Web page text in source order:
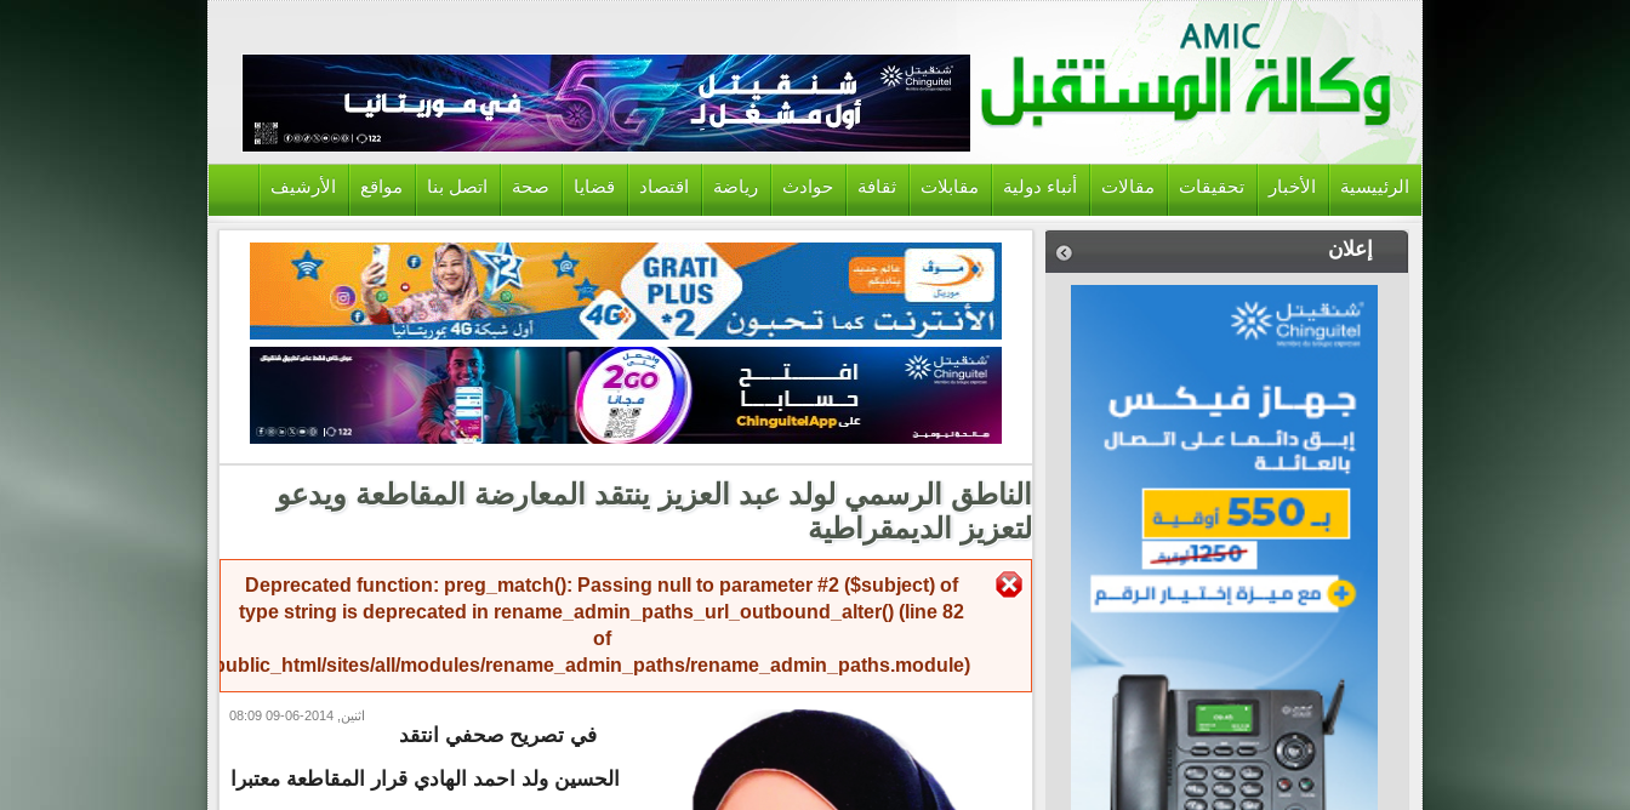
الرئييسية الأخبار تحقيقات مقالات أنباء دولية مقابلات ثقافة حوادث رياضة اقتصاد قضايا صحة اتصل بنا مواقع الأرشيف
إعلان
الناطق الرسمي لولد عبد العزيز ينتقد المعارضة المقاطعة ويدعو
لتعزيز الديمقراطية
رسالة الخطأ Deprecated function: preg_match(): Passing null to parameter #2 ($subject) of
type string is deprecated in rename_admin_paths_url_outbound_alter() (line 82
of
/home/amicinf1/public_html/sites/all/modules/rename_admin_paths/rename_admin_paths.module).
اثنين, 2014-06-09 08:09
في تصريح صحفي انتقد
الحسين ولد احمد الهادي قرار المقاطعة معتبرا